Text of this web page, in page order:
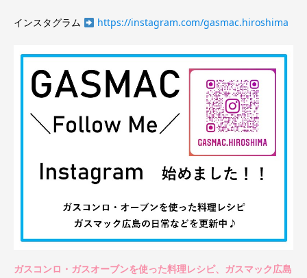
インスタグラム https://instagram.com/gasmac.hiroshima
ガスコンロ・ガスオーブンを使った料理レシピ、ガスマック広島